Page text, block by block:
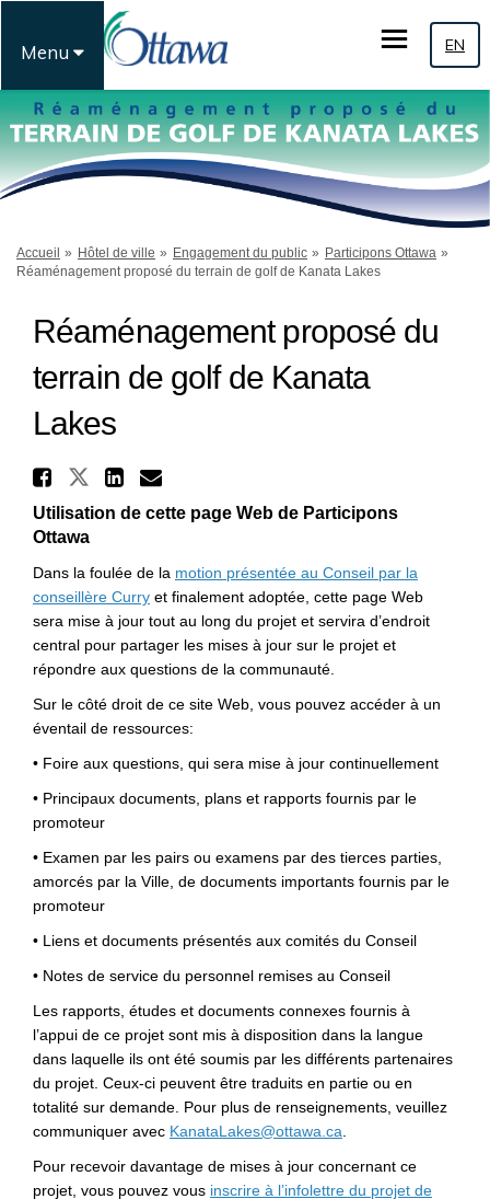
Menu EN
Vous êtes ici:
Accueil Hôtel de ville Engagement du public
Participons Ottawa
Réaménagement proposé du terrain de golf de Kanata Lakes
Réaménagement proposé du
terrain de golf de Kanata
Lakes
Partager Réaménagement
Partager Réaménagement
Partager
Courriel
Utilisation de cette page Web de Participons
Ottawa
Dans la foulée de la motion présentée au Conseil par la
conseillère Curry(Liens externes)
et finalement adoptée cette page Web
sera mise à jour tout au long du projet et servira d’endroit
central pour partager les mises à jour sur le projet et
répondre aux questions de la communauté
Sur le côté droit de ce site Web, vous pouvez accéder à un
éventail de ressources:
• Foire aux questions qui sera mise à jour continuellement
• Principaux documents, plans et rapports fournis par le
promoteur
• Examen par les pairs ou examens par des tierces parties
amorcés par la Ville de documents importants fournis par le
promoteur
• Liens et documents présentés aux comités du Conseil
• Notes de service du personnel remises au Conseil
Les rapports, études et documents connexes fournis à
l’appui de ce projet sont mis à disposition dans la langue
dans laquelle ils ont été soumis par les différents partenaires
du projet. Ceux-ci peuvent être traduits en partie ou en
totalité sur demande. Pour plus de renseignements, veuillez
communiquer avec KanataLakes@ottawa.ca
Pour recevoir davantage de mises à jour concernant ce
projet, vous pouvez vous inscrire à l’infolettre du projet de